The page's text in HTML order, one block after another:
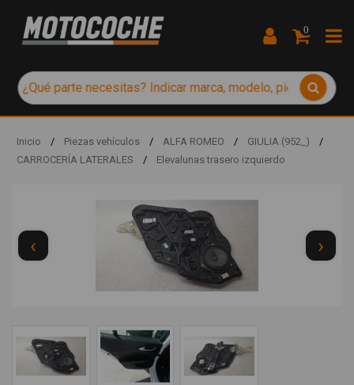
0
Inicio / Piezas vehículos / ALFA ROMEO / GIULIA (952_)
/
CARROCERÍA LATERALES
/ Elevalunas trasero izquierdo
‹ ›